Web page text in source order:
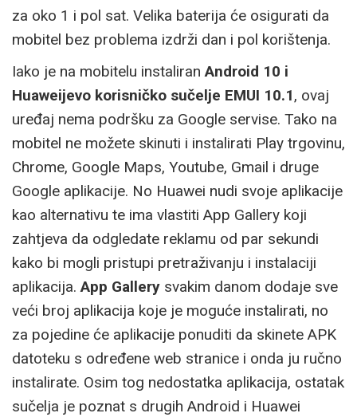
za oko 1 i pol sat. Velika baterija će osigurati da
mobitel bez problema izdrži dan i pol korištenja.
Iako je na mobitelu instaliranAndroid 10 i
Huaweijevo korisničko sučelje EMUI 10.1, ovaj
uređaj nema podršku za Google servise. Tako na
mobitel ne možete skinuti i instalirati Play trgovinu,
Chrome, Google Maps, Youtube, Gmail i druge
Google aplikacije. No Huawei nudi svoje aplikacije
kao alternativu te ima vlastiti App Gallery koji
zahtjeva da odgledate reklamu od par sekundi
kako bi mogli pristupi pretraživanju i instalaciji
aplikacija.App Gallery svakim danom dodaje sve
veći broj aplikacija koje je moguće instalirati, no
za pojedine će aplikacije ponuditi da skinete APK
datoteku s određene web stranice i onda ju ručno
instalirate. Osim tog nedostatka aplikacija, ostatak
sučelja je poznat s drugih Android i Huawei